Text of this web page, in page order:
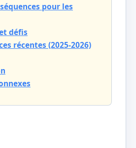
pour les
défis
récentes (2025-2026)